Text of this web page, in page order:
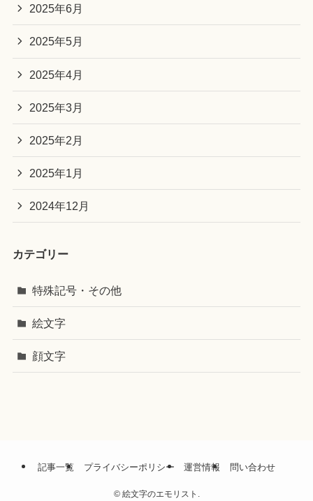
2025年6月
2025年5月
2025年4月
2025年3月
2025年2月
2025年1月
2024年12月
カテゴリー
特殊記号・その他
絵文字
顔文字
記事一覧 プライバシーポリシー 運営情報 問い合わせ
©絵文字のエモリスト.